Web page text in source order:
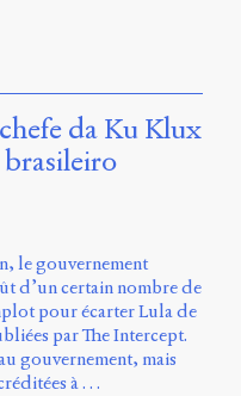
da Ku Klux
le gouvernement
d’un certain nombre de
pour écarter Lula de
par The Intercept.
gouvernement, mais
à …